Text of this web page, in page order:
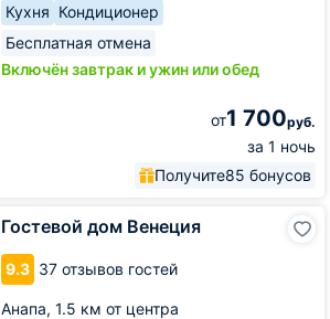
Кухня Кондиционер
Бесплатная отмена
Включён завтрак и ужин или обед
от1 700руб.
за 1 ночь
Получите85 бонусов
Гостевой дом Венеция
9.3 37 отзывов гостей
Анапа, 1.5 км от центра